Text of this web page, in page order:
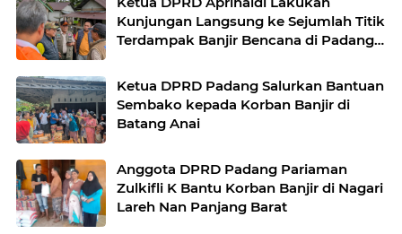
Kunjungan Langsung ke Sejumlah Titik
Terdampak Banjir Bencana di Padang
Ketua DPRD Padang Salurkan Bantuan
Sembako kepada Korban Banjir di
Batang Anai
Anggota DPRD Padang Pariaman
Zulkifli K Bantu Korban Banjir di Nagari
Lareh Nan Panjang Barat